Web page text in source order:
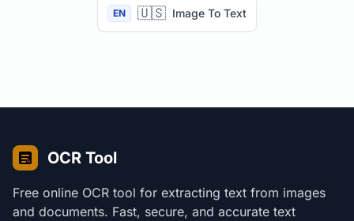
EN 🇺🇸 Image To Text
OCR Tool
Free online OCR tool for extracting text from images
and documents. Fast, secure, and accurate text